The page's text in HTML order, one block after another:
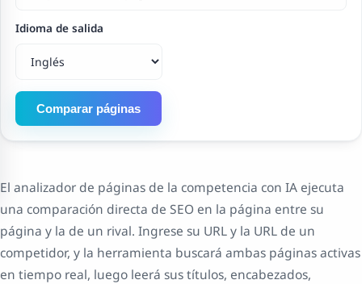
Idioma de salida
Comparar páginas
El analizador de páginas de la competencia con IA ejecuta
una comparación directa de SEO en la página entre su
página y la de un rival. Ingrese su URL y la URL de un
competidor, y la herramienta buscará ambas páginas activas
en tiempo real, luego leerá sus títulos, encabezados,